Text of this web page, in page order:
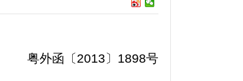
粤外函〔2013〕1898号